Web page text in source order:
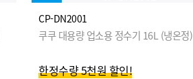
CP-DN2001
쿠쿠 대용량 업소용 정수기 16L (냉온정)
한정수량 5천원 할인!